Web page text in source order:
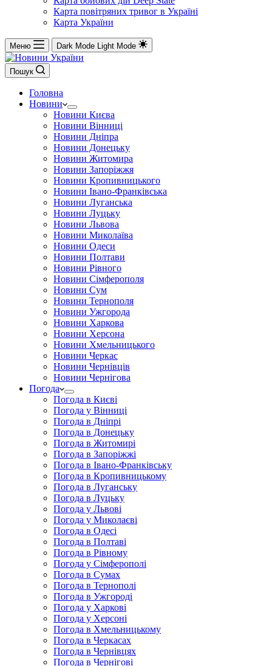
Карта повітряних тривог в Україні
Карта України
Меню Dark Mode Light Mode
Пошук
Головна
Новини
Новини Києва
Новини Вінниці
Новини Дніпра
Новини Донецьку
Новини Житомира
Новини Запоріжжя
Новини Кропивницького
Новини Івано-Франківська
Новини Луганська
Новини Луцьку
Новини Львова
Новини Миколаїва
Новини Одеси
Новини Полтави
Новини Рівного
Новини Сімферополя
Новини Сум
Новини Тернополя
Новини Ужгорода
Новини Харкова
Новини Херсона
Новини Хмельницького
Новини Черкас
Новини Чернівців
Новини Чернігова
Погода
Погода в Києві
Погода у Вінниці
Погода в Дніпрі
Погода в Донецьку
Погода в Житомирі
Погода в Запоріжжі
Погода в Івано-Франківську
Погода в Кропивницькому
Погода в Луганську
Погода в Луцьку
Погода у Львові
Погода у Миколаєві
Погода в Одесі
Погода в Полтаві
Погода в Рівному
Погода у Сімферополі
Погода в Сумах
Погода в Тернополі
Погода в Ужгороді
Погода у Харкові
Погода у Херсоні
Погода в Хмельницькому
Погода в Черкасах
Погода в Чернівцях
Погода в Чернігові